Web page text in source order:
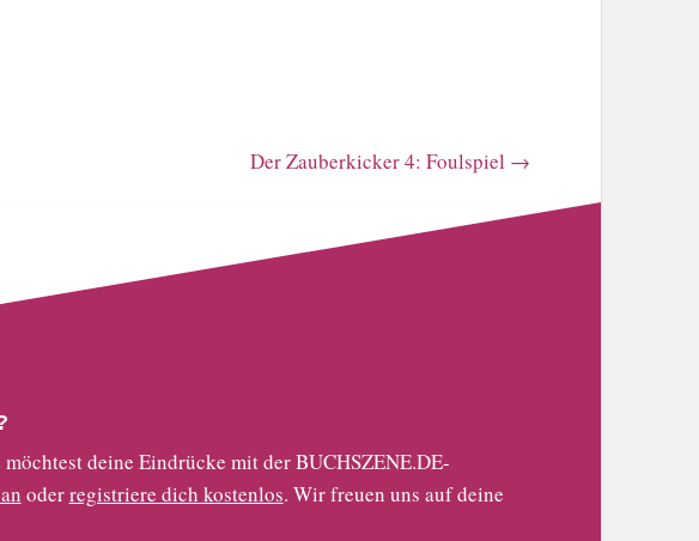
Der Zauberkicker 4: Foulspiel →
deine Eindrücke mit der BUCHSZENE.DE-
oderregistriere dich kostenlos. Wir freuen uns auf deine